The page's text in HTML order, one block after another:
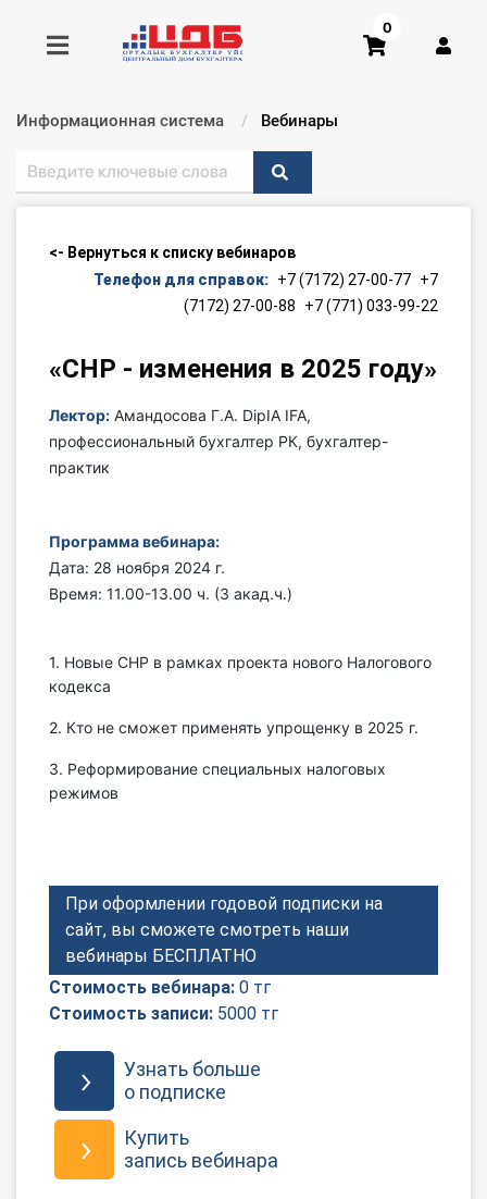
Получить консультацию
Главная ИС
Консультации
Правовая база
Библиотека бухгалтера
Вебинары
Участник ВЭД
Практика ИП
Кадры. Труд. Зарплата.
Юридический помощник
Интернет-магазин
О Системе
Тарифы
Тестирование для
бухгалтера
0
Информационная система Текущий:
Вебинары
<- Вернуться к списку вебинаров
Телефон для справок: +7 (7172) 27-00-77 +7
(7172) 27-00-88
+7 (771) 033-99-22
«СНР - изменения в 2025 году»
Лектор: Амандосова Г.А. DipIA IFA,
профессиональный бухгалтер РК, бухгалтер-
практик
Программа вебинара:
Дата: 28 ноября 2024 г.
Время: 11.00-13.00 ч. (3 акад.ч.)
1. Новые СНР в рамках проекта нового Налогового
кодекса
2. Кто не сможет применять упрощенку в 2025 г.
3. Реформирование специальных налоговых
режимов
При оформлении годовой подписки на
сайт, вы сможете смотреть наши
вебинары БЕСПЛАТНО
Стоимость вебинара: 0 тг
Стоимость записи: 5000 тг
Узнать больше
о подписке
Купить
запись вебинара